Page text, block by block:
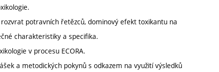
potravních řetězců, dominový efekt toxikantu na
charakteristiky a specifika.
v procesu ECORA.
a metodických pokynů s odkazem na využití výsledků